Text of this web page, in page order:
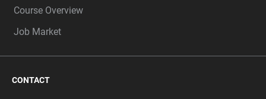
Course Overview
Job Market
CONTACT